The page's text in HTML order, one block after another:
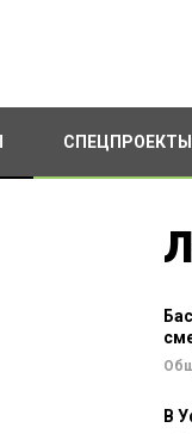
СПЕЦПРОЕКТЫ
В